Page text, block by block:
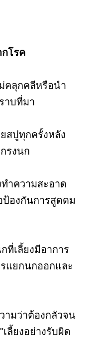
กโรค
คลุกคลีหรือนำ
าบที่มา
สบู่ทุกครั้งหลัง
รงนก
ำความสะอาด
องกันการสูดดม
ที่เลี้ยงมีอาการ
แยกนกออกและ
ามว่าต้องกลัวจน
ลี้ยงอย่างรับผิด